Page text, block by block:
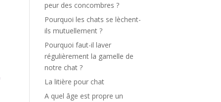
peur des concombres ?
Pourquoi les chats se lèchent-
ils mutuellement ?
Pourquoi faut-il laver
régulièrement la gamelle de
notre chat ?
La litière pour chat
A quel âge est propre un